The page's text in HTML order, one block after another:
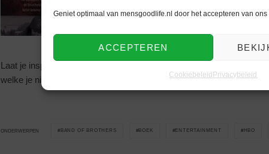
Geniet optimaal van mensgoodlife.nl door het accepteren van
ACCEPTEREN
Cookiebeleid Privacybeleid
Je leert Dick Winters als persoon en de
komt veel meer details te weten, welke
Laat je inspireren door de heldhaftigheid van Easy Company en
welke je niet meer zult vergeten.
ONDERWERPEN BAND OF BROTHERS BOEK ENTERTAINMENT HBO